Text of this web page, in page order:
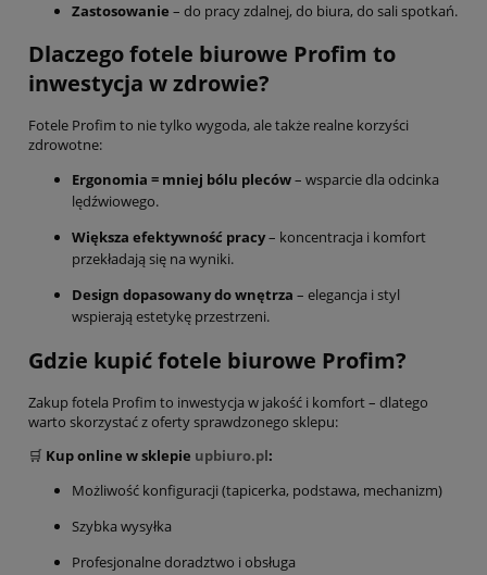
Zastosowanie – do pracy zdalnej, do biura, do sali spotkań.
Dlaczego fotele biurowe Profim to
inwestycja w zdrowie?
Fotele Profim to nie tylko wygoda, ale także realne korzyści
zdrowotne:
Ergonomia = mniej bólu pleców– wsparcie dla odcinka
lędźwiowego.
Większa efektywność pracy– koncentracja i komfort
przekładają się na wyniki.
Design dopasowany do wnętrza – elegancja i styl
wspierają estetykę przestrzeni.
Gdzie kupić fotele biurowe Profim?
Zakup fotela Profim to inwestycja w jakość i komfort – dlatego
warto skorzystać z oferty sprawdzonego sklepu:
🛒 Kup online w sklepie upbiuro.pl:
Możliwość konfiguracji (tapicerka, podstawa, mechanizm)
Szybka wysyłka
Profesjonalne doradztwo i obsługa